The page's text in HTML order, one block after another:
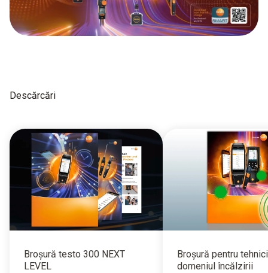
Descărcări
Broșură testo 300 NEXT
LEVEL
Broșură pentru
domeniul încălzirii